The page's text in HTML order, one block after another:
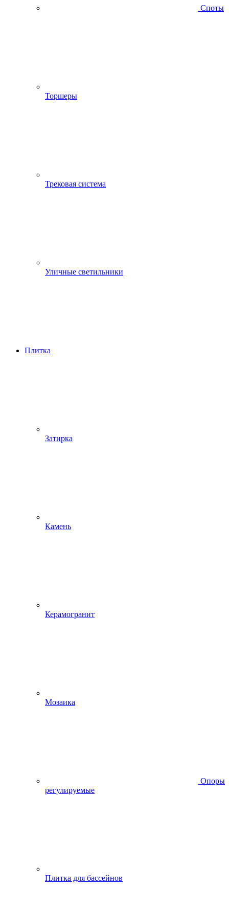
Споты
Торшеры
Трековая система
Уличные светильники
Плитка
Затирка
Камень
Керамогранит
Мозаика
Опоры
регулируемые
Плитка для бассейнов